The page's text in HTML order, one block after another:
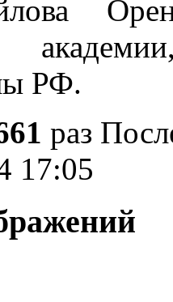
РФ.
раз
17:05